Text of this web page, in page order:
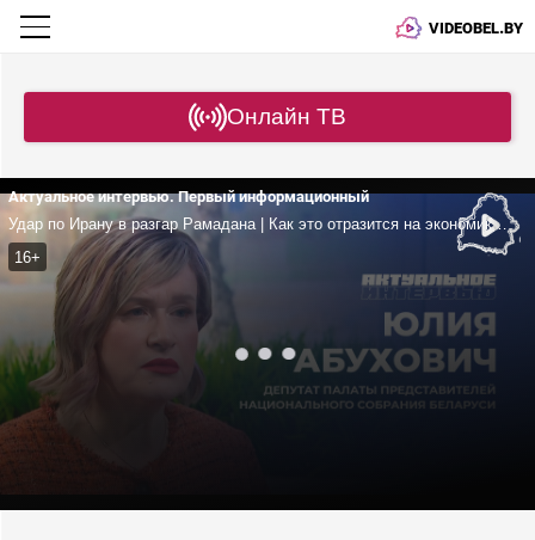
VIDEOBEL.BY
Онлайн ТВ
Актуальное интервью. Первый информационный
Удар по Ирану в разгар Рамадана | Как это отразится на экономике Китая? | Какой курс выбрать Беларуси?
16+